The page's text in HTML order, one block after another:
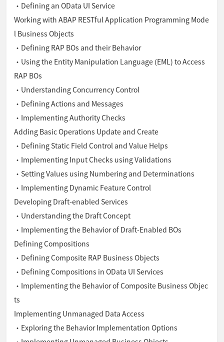
・Defining an OData UI Service
Working with ABAP RESTful Application Programming Mode
l Business Objects
・Defining RAP BOs and their Behavior
・Using the Entity Manipulation Language (EML) to Access
RAP BOs
・Understanding Concurrency Control
・Defining Actions and Messages
・Implementing Authority Checks
Adding Basic Operations Update and Create
・Defining Static Field Control and Value Helps
・Implementing Input Checks using Validations
・Setting Values using Numbering and Determinations
・Implementing Dynamic Feature Control
Developing Draft-enabled Services
・Understanding the Draft Concept
・Implementing the Behavior of Draft-Enabled BOs
Defining Compositions
・Defining Composite RAP Business Objects
・Defining Compositions in OData UI Services
・Implementing the Behavior of Composite Business Objec
ts
Implementing Unmanaged Data Access
・Exploring the Behavior Implementation Options